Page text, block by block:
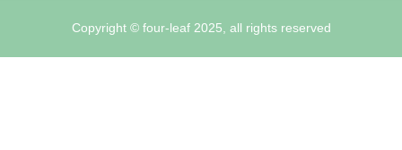
Copyright © four-leaf 2025, all rights reserved